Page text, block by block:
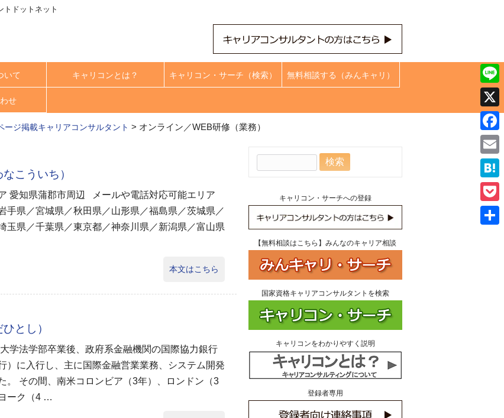
トドットネット
いて キャリコンとは？ キャリコン・サーチ（検索） 無料相談する（みんキャリ）
せ
ージ掲載キャリアコンサルタント > オンライン／WEB研修（業務）
こういち）
愛知県蒲郡市周辺 メールや電話対応可能エリア
手県／宮城県／秋田県／山形県／福島県／茨城県／
玉県／千葉県／東京都／神奈川県／新潟県／富山県
本文はこちら
とし）
学法学部卒業後、政府系金融機関の国際協力銀行
）に入行し、主に国際金融営業業務、システム開発
。 その間、南米コロンビア（3年）、ロンドン（3
ーク（4 …
キャリコン・サーチへの登録
【無料相談はこちら】みんなのキャリア相談
国家資格キャリアコンサルタントを検索
キャリコンをわかりやすく説明
登録者専用
Line
X
Email